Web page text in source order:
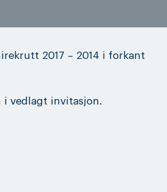
2017 – 2014 i forkant
i vedlagt invitasjon.